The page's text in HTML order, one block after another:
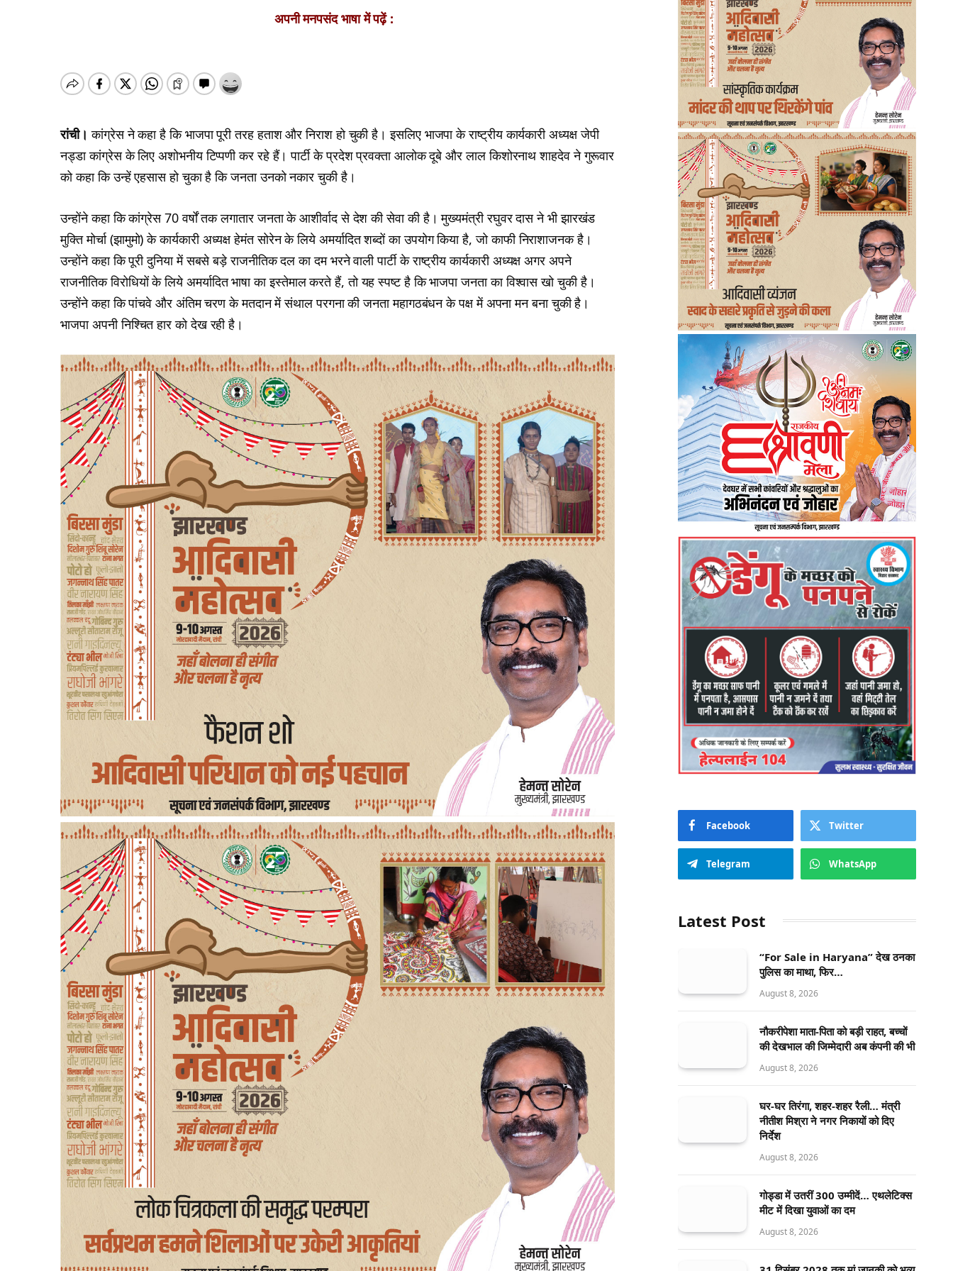
अपनी मनपसंद भाषा में पढ़ें :
रांची।कांग्रेस ने कहा है कि भाजपा पूरी तरह हताश और निराश हो चुकी है। इसलिए भाजपा के राष्ट्रीय कार्यकारी अध्यक्ष जेपी
नड्डा कांग्रेस के लिए अशोभनीय टिप्पणी कर रहे हैं। पार्टी के प्रदेश प्रवक्ता आलोक दूबे और लाल किशोरनाथ शाहदेव ने गुरूवार
को कहा कि उन्हें एहसास हो चुका है कि जनता उनको नकार चुकी है।
उन्होंने कहा कि कांग्रेस 70 वर्षों तक लगातार जनता के आशीर्वाद से देश की सेवा की है। मुख्यमंत्री रघुवर दास ने भी झारखंड
मुक्ति मोर्चा (झामुमो) के कार्यकारी अध्यक्ष हेमंत सोरेन के लिये अमर्यादित शब्दों का उपयोग किया है, जो काफी निराशाजनक है।
उन्होंने कहा कि पूरी दुनिया में सबसे बड़े राजनीतिक दल का दम भरने वाली पार्टी के राष्ट्रीय कार्यकारी अध्यक्ष अगर अपने
राजनीतिक विरोधियों के लिये अमर्यादित भाषा का इस्तेमाल करते हैं, तो यह स्पष्ट है कि भाजपा जनता का विश्वास खो चुकी है।
उन्होंने कहा कि पांचवे और अंतिम चरण के मतदान में संथाल परगना की जनता महागठबंधन के पक्ष में अपना मन बना चुकी है।
भाजपा अपनी निश्चित हार को देख रही है।
Facebook Twitter
Telegram WhatsApp
Latest Post
“For Sale in Haryana” देख ठनका
पुलिस का माथा, फिर…
August 8, 2026
नौकरीपेशा माता-पिता को बड़ी राहत, बच्चों
की देखभाल की जिम्मेदारी अब कंपनी की भी
August 8, 2026
घर-घर तिरंगा, शहर-शहर रैली… मंत्री
नीतीश मिश्रा ने नगर निकायों को दिए
निर्देश
August 8, 2026
गोड्डा में उतरीं 300 उम्मीदें… एथलेटिक्स
मीट में दिखा युवाओं का दम
August 8, 2026